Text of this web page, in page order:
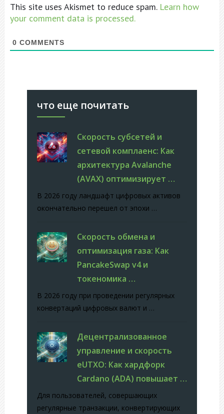
This site uses Akismet to reduce spam. Learn how
your comment data is processed.
0 COMMENTS
что еще почитать
Скорость субсетей и
сетевой комплаенс: Как
архитектура Avalanche
(AVAX) оптимизирует …
В 2026 году ландшафт цифровых активов
окончательно перешел от эпохи …
Скорость обмена и
оптимизация газа: Как
PancakeSwap v4 и
токеномика …
В 2026 году при проведении регулярных
конвертаций цифровых валют и …
Децентрализованное
управление и скорость
eUTXO: Как хардфорк
Cardano (ADA) повышает …
Для пользователей, совершающих
регулярные транзакции, конвертирующих